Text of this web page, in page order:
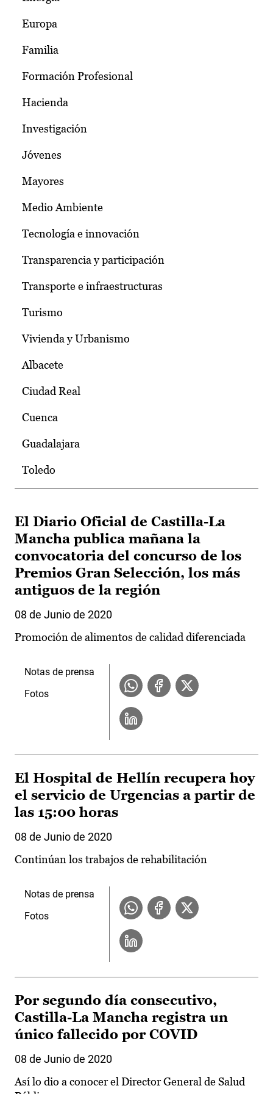
Europa
Familia
Formación Profesional
Hacienda
Investigación
Jóvenes
Mayores
Medio Ambiente
Tecnología e innovación
Transparencia y participación
Transporte e infraestructuras
Turismo
Vivienda y Urbanismo
Albacete
Ciudad Real
Cuenca
Guadalajara
Toledo
El Diario Oficial de Castilla-La
Mancha publica mañana la
convocatoria del concurso de los
Premios Gran Selección, los más
antiguos de la región
08 de Junio de 2020
Promoción de alimentos de calidad diferenciada
Notas de prensa
Fotos
El Hospital de Hellín recupera hoy
el servicio de Urgencias a partir de
las 15:00 horas
08 de Junio de 2020
Continúan los trabajos de rehabilitación
Notas de prensa
Fotos
Por segundo día consecutivo,
Castilla-La Mancha registra un
único fallecido por COVID
08 de Junio de 2020
Así lo dio a conocer el Director General de Salud